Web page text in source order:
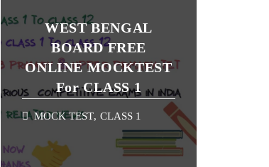
WEST BENGAL
BOARD FREE
ONLINE MOCKTEST
For CLASS 1
MOCK TEST, CLASS 1